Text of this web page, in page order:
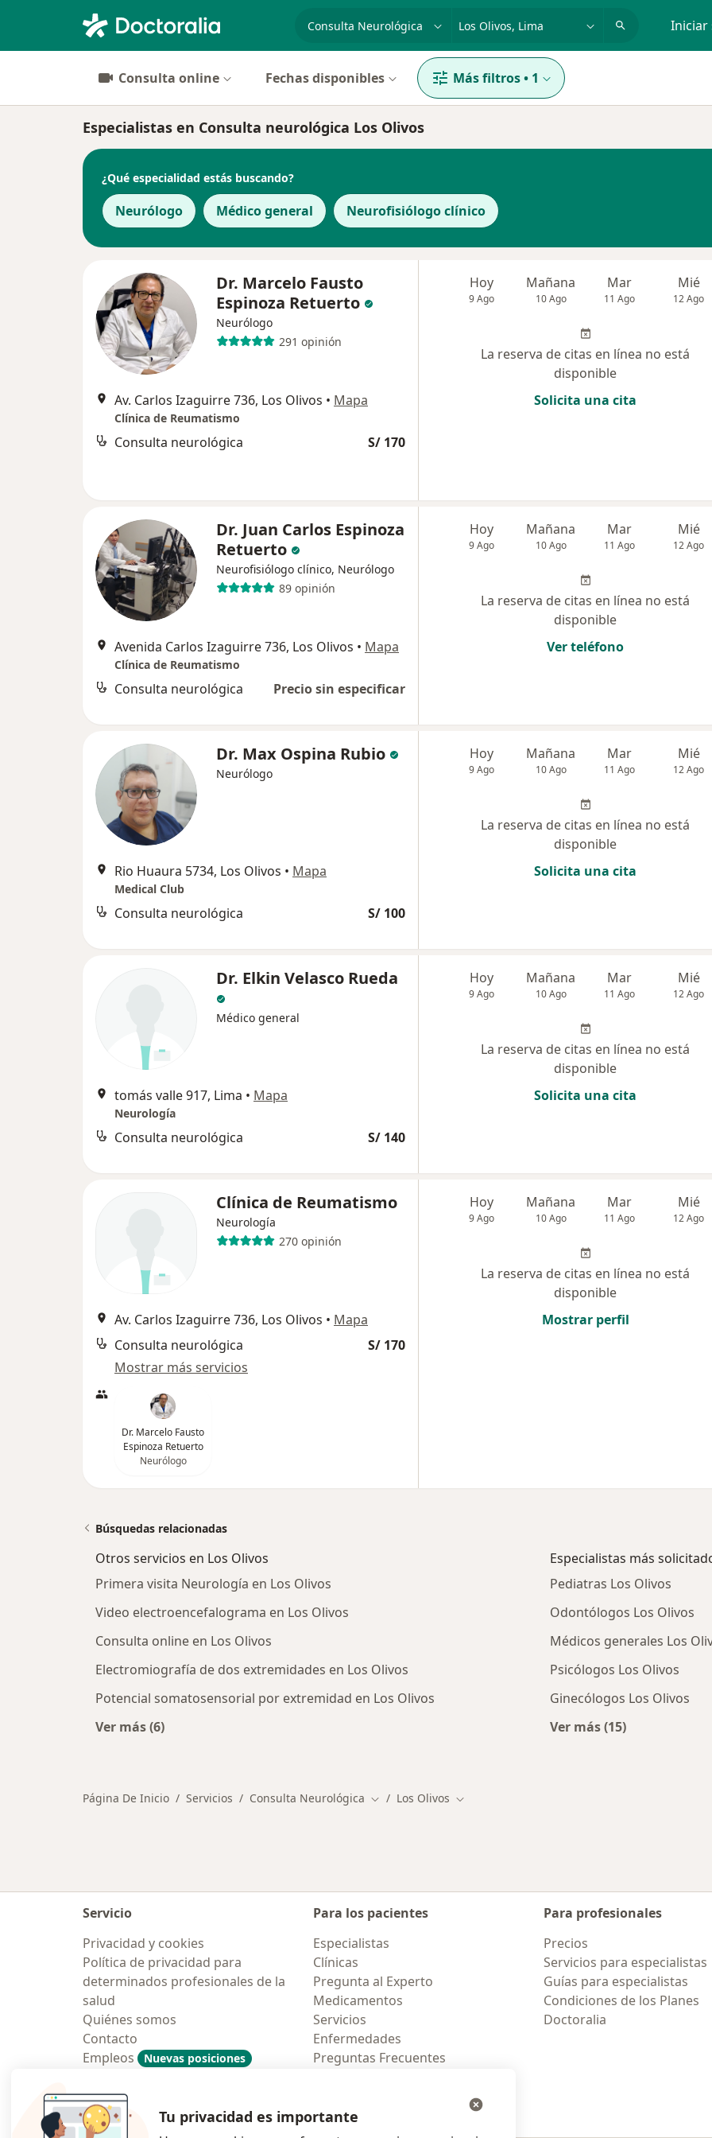
especialidad, enfermedad o nombre Iniciar
Consulta online Fechas disponibles Más filtros• 1
Especialistas en Consulta neurológica Los Olivos
¿Qué especialidad estás buscando?
Neurólogo Médico general Neurofisiólogo clínico
Dr. Marcelo Fausto
Espinoza Retuerto
Neurólogo
291 opinión
Av. Carlos Izaguirre 736, Los Olivos • Mapa
Clínica de Reumatismo
Consulta neurológica S/ 170
Hoy
9 Ago
Mañana
10 Ago
Mar
11 Ago
Mié
12 Ago
La reserva de citas en línea no está
disponible
Solicita una cita
Dr. Juan Carlos Espinoza
Retuerto
Neurofisiólogo clínico, Neurólogo
89 opinión
Avenida Carlos Izaguirre 736, Los Olivos • Mapa
Clínica de Reumatismo
Consulta neurológica Precio sin especificar
Hoy
9 Ago
Mañana
10 Ago
Mar
11 Ago
Mié
12 Ago
La reserva de citas en línea no está
disponible
Ver teléfono
Dr. Max Ospina Rubio
Neurólogo
Rio Huaura 5734, Los Olivos • Mapa
Medical Club
Consulta neurológica S/ 100
Hoy
9 Ago
Mañana
10 Ago
Mar
11 Ago
Mié
12 Ago
La reserva de citas en línea no está
disponible
Solicita una cita
Dr. Elkin Velasco Rueda
Médico general
tomás valle 917, Lima • Mapa
Neurología
Consulta neurológica S/ 140
Hoy
9 Ago
Mañana
10 Ago
Mar
11 Ago
Mié
12 Ago
La reserva de citas en línea no está
disponible
Solicita una cita
Clínica de Reumatismo
Neurología
270 opinión
Av. Carlos Izaguirre 736, Los Olivos • Mapa
Consulta neurológica
S/ 170
Mostrar más servicios
Dr. Marcelo Fausto
Espinoza Retuerto
Neurólogo
Hoy
9 Ago
Mañana
10 Ago
Mar
11 Ago
Mié
12 Ago
La reserva de citas en línea no está
disponible
Mostrar perfil
Búsquedas relacionadas
Otros servicios en Los Olivos
Primera visita Neurología en Los Olivos
Video electroencefalograma en Los Olivos
Consulta online en Los Olivos
Electromiografía de dos extremidades en Los Olivos
Potencial somatosensorial por extremidad en Los Olivos
Ver más (6)
Especialistas más
Pediatras Los Olivos
Odontólogos Los Olivos
Médicos generales Los
Psicólogos Los Olivos
Ginecólogos Los Olivos
Ver más (15)
Página De Inicio Servicios Consulta Neurológica Cambiar de ciudad
Los Olivos Cambiar de ciudad
Servicio
Privacidad y cookies
Política de privacidad para
determinados profesionales de la
salud
Quiénes somos
Contacto
Empleos
Nuevas posiciones
Contratación
Para los pacientes
Especialistas
Clínicas
Pregunta al Experto
Medicamentos
Servicios
Enfermedades
Preguntas Frecuentes
Para profesionales
Precios
Servicios para especialistas
Guías para especialistas
Condiciones de los Planes
Doctoralia
Tu privacidad es importante